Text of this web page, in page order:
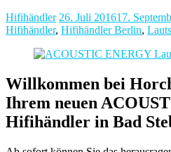
Hifihändler 26. Juli 201617.
Hifihändler, Hifihändler Berlin,
Willkommen bei
Ihrem neuen
Hifihändler in Bad